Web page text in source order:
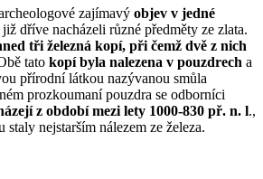
zajímavý objev v jedné
dříve nacházeli různé předměty ze zlata.
tři železná kopí, při čemž dvě z nich
tato kopí byla nalezena v pouzdrech a
přírodní látkou nazývanou smůla
prozkoumaní pouzdra se odborníci
z období mezi lety 1000-830 př. n. l.,
nejstarším nálezem ze železa.